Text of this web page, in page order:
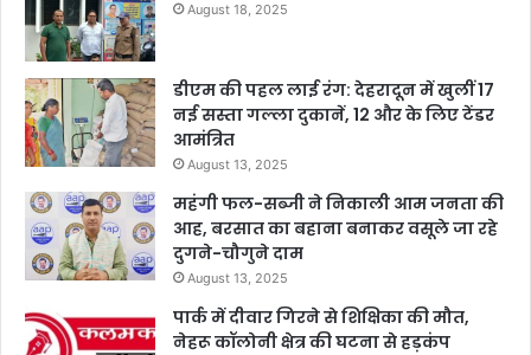
August 18, 2025
डीएम की पहल लाई रंग: देहरादून में खुलीं 17
नई सस्ता गल्ला दुकानें, 12 और के लिए टेंडर
आमंत्रित
August 13, 2025
महंगी फल-सब्जी ने निकाली आम जनता की
आह, बरसात का बहाना बनाकर वसूले जा रहे
दुगने-चौगुने दाम
August 13, 2025
पार्क में दीवार गिरने से शिक्षिका की मौत,
नेहरू कॉलोनी क्षेत्र की घटना से हड़कंप